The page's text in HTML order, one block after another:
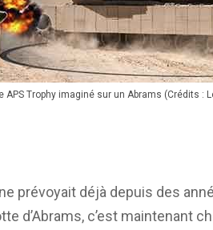
APS Trophy imaginé sur un Abrams (Crédits :
prévoyait déjà depuis des
d’Abrams, c’est maintenant